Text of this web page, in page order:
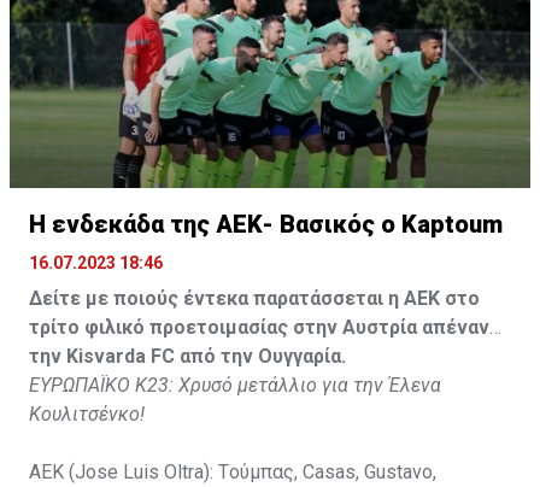
Στον πάγκο: Piric, Στυλιανίδης, Tomovic, Καψής, Sol,
Faraj, Lopes, Angel, Milicevic, Pons, Εγγλέζου, Facundo,
Gonzalez, Guyrcso, Μάμας.
Κisvarda FC (Milos Kruscic): Kovacs, Navratil, Raul, Szor,
Lippai, Alic, Kormendi, Makowski, Czekus, Ilievski,
Spasic.
Στον πάγκο: Petkovic, Cipetic, Kovasic, Jovicic, Szeles,
Vida, Otvos, Lucas, Camas, Mesanovic.
H ενδεκάδα της ΑΕΚ- Βασικός ο Kaptoum
16.07.2023 18:46
Δείτε με ποιούς έντεκα παρατάσσεται η ΑΕΚ στο
τρίτο φιλικό προετοιμασίας στην Αυστρία απέναντι
την Kisvarda FC από την Ουγγαρία.
ΕΥΡΩΠΑΪΚΟ Κ23: Χρυσό μετάλλιο για την Έλενα
Κουλιτσένκο!
ΑΕΚ (Jose Luis Oltra): Tούμπας, Casas, Gustavo,